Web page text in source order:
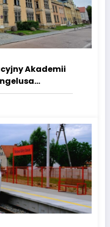
Akademii
rekordy, ale Ty
udział w II